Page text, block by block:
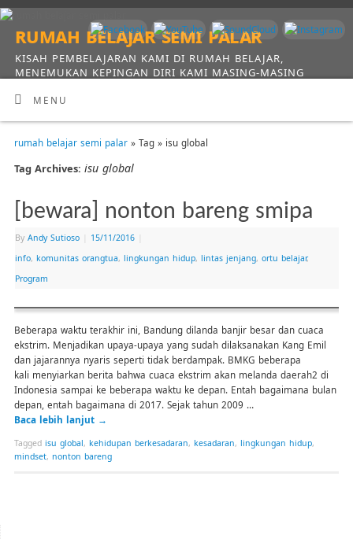
rumah belajar semi palar
KISAH PEMBELAJARAN KAMI DI RUMAH BELAJAR,
MENEMUKAN KEPINGAN DIRI KAMI MASING-MASING
MENU
rumah belajar semi palar» Tag » isu global
Tag Archives: isu global
[bewara] nonton bareng smipa
By Andy Sutioso 15/11/2016
info, komunitas orangtua, lingkungan hidup, lintas jenjang, ortu belajar,
Program
Beberapa waktu terakhir ini, Bandung dilanda banjir besar dan cuaca
ekstrim. Menjadikan upaya-upaya yang sudah dilaksanakan Kang Emil
dan jajarannya nyaris seperti tidak berdampak. BMKG beberapa
kali menyiarkan berita bahwa cuaca ekstrim akan melanda daerah2 di
Indonesia sampai ke beberapa waktu ke depan. Entah bagaimana bulan
depan, entah bagaimana di 2017. Sejak tahun 2009 …
Baca lebih lanjut →
Tagged isu global, kehidupan berkesadaran, kesadaran, lingkungan hidup,
mindset, nonton bareng